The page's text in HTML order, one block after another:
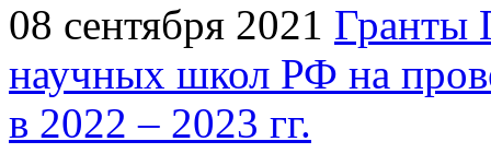
08 сентября 2021 Гранты
научных школ РФ на
в 2022 – 2023 гг.